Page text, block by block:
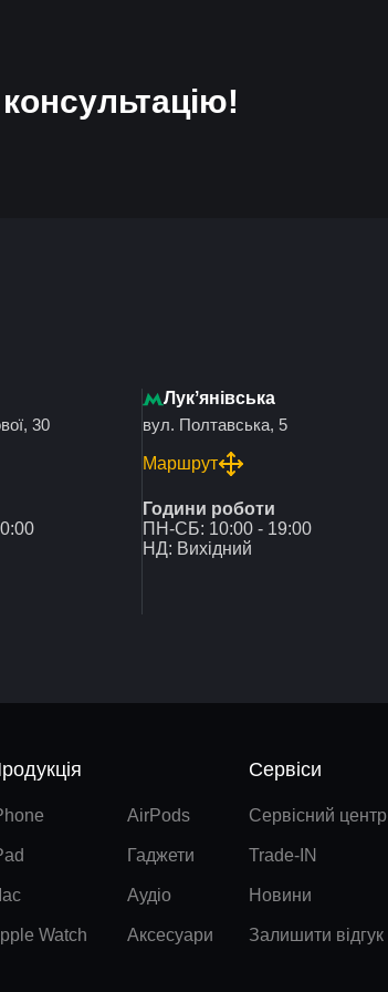
30
Лукʼянівська
вул. Полтавська, 5
Маршрут
Години роботи
ПН-СБ: 10:00 - 19:00
НД: Вихідний
Watch
AirPods
Гаджети
Аудіо
Аксесуари
Сервіси
Сервісний центр
Trade-IN
Новини
Залишити відгук